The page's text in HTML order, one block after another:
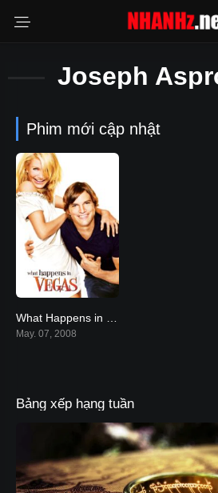
Joseph
Phim mới cập nhật
6.1
May. 07, 2008
Bảng xếp hạng tuần